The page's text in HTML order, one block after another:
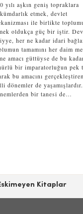
yılı aşkın geniş topraklara
etmek, devlet
ile birlikte
oldukça güç bir iştir.
her ne kadar idari
tamamını her daim
amacı güttüyse de bu
bir imparatorluğun pek
bu amacını
dönemler de
bir tanesi de…
Kitaplar